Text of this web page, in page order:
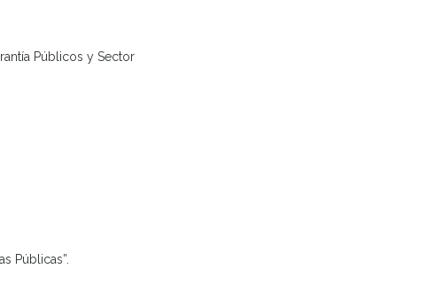
Públicos y Sector
Públicas”.